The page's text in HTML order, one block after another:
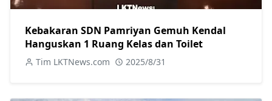
Kebakaran SDN Pamriyan Gemuh Kendal
Hanguskan 1 Ruang Kelas dan Toilet
Tim LKTNews.com 2025/8/31